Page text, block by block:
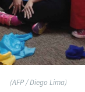
(AFP / Diego Lima)